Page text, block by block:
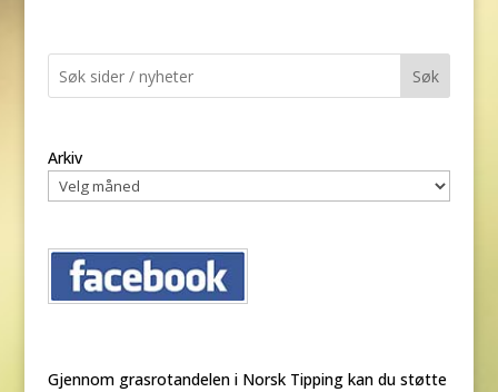
Søk
Arkiv
Gjennom grasrotandelen i Norsk Tipping kan du støtte